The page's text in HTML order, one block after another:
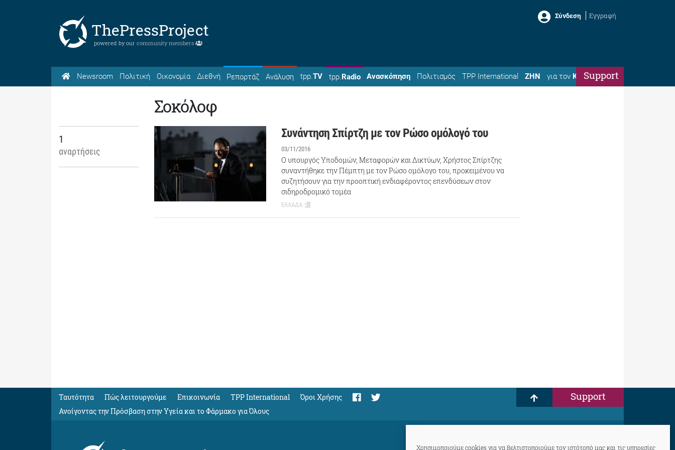
Χρησιμοποιούμε cookies για να βελτιστοποιούμε τον ιστότοπό μας και τις υπηρεσίες
ThePressProject
powered by our community members
Σύνδεση Εγγραφή
Newsroom Πολιτική Οικονομία Διεθνή Ρεπορτάζ Ανάλυση tpp.TV tpp.Radio Ανασκόπηση Πολιτισμός TPP International ΖΗΝ για τον ΚώσταSupport
Σοκόλοφ
1
αναρτήσεις
Συνάντηση Σπίρτζη με τον Ρώσο ομόλογό του
03/11/2016
Ο υπουργός Υποδομών, Μεταφορών και Δικτύων, Χρήστος Σπίρτζης
συναντήθηκε την Πέμπτη με τον Ρώσο ομόλογο του, προκειμένου να
συζητήσουν για την προοπτική ενδιαφέροντος επενδύσεων στον
σιδηροδρομικό τομέα
ΕΛΛΑΔΑ
Ταυτότητα Πώς λειτουργούμε Eπικοινωνία TPP International
Όροι Χρήσης
Ανοίγοντας την Πρόσβαση στην Υγεία και το Φάρμακο για Όλους
Support